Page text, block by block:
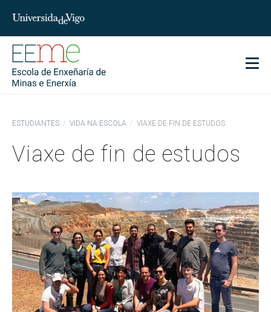
ESTUDIANTES VIDA NA ESCOLA VIAXE DE FIN DE ESTUDOS
Viaxe de fin de estudos